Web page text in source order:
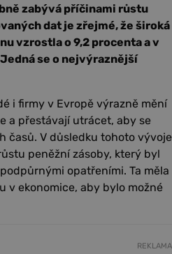
zabývá příčinami růstu
dat je zřejmé, že široká
vzrostla o 9,2 procenta a v
se o nejvýraznější
i firmy v Evropě výrazně mění
a přestávají utrácet, aby se
časů. V důsledku tohoto vývoje
peněžní zásoby, který byl
opatřeními. Ta měla
v ekonomice, aby bylo možné
REKLAMA